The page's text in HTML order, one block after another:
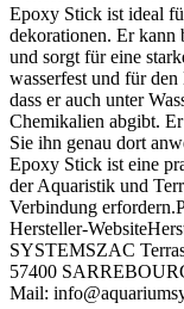
Epoxy Stick ist ideal
dekorationen. Er kann
und sorgt für eine
wasserfest und für
dass er auch unter
Chemikalien abgibt.
Sie ihn genau dort
Epoxy Stick ist eine
der Aquaristik und
Verbindung
Hersteller-
SYSTEMSZAC
57400
Mail: